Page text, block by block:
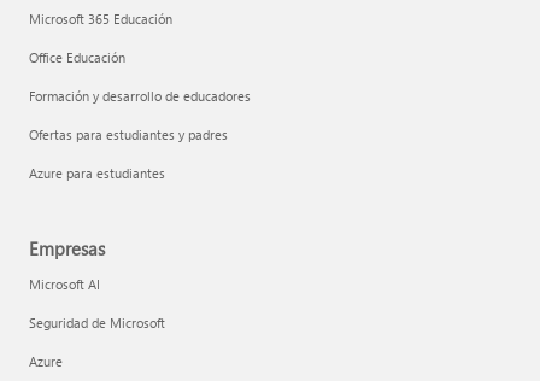
Microsoft 365 Educación
Office Educación
Formación y desarrollo de educadores
Ofertas para estudiantes y padres
Azure para estudiantes
Empresas
Microsoft AI
Seguridad de Microsoft
Azure